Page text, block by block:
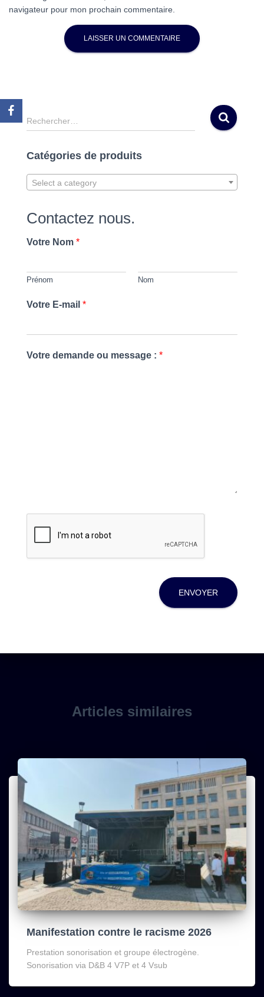
navigateur pour mon prochain commentaire.
R
e
h
e
Rechercher…
Catégories de produits
Select a category
Contactez nous.
Votre Nom *
Prénom Nom
Votre E-mail *
Votre demande ou message : *
ENVOYER
Articles similaires
Manifestation contre le racisme 2026
Prestation sonorisation et groupe électrogène.
Sonorisation via D&B 4 V7P et 4 Vsub